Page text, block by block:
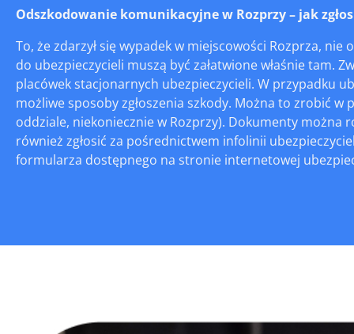
Odszkodowanie komunikacyjne w Rozprzy – jak
To, że zdarzył się wypadek w miejscowości Rozprza,
do ubezpieczycieli muszą być załatwione właśnie tam.
placówek stacjonarnych ubezpieczycieli. W przypadku
możliwe sposoby zgłoszenia szkody. Można to zrobić
oddziale, niekoniecznie w Rozprzy). Dokumenty można
również zgłosić za pośrednictwem infolinii
formularza dostępnego na stronie internetowej